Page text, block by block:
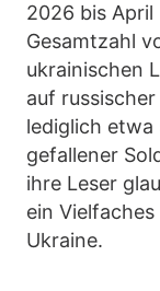
2026 bis
Gesamtzahl
ukrainischen
auf
lediglich etwa
gefallener
ihre Leser
ein
Ukraine.